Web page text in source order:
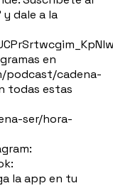
dale a la
en
podcast/cadena-
todas estas
ser/hora-
la app en tu